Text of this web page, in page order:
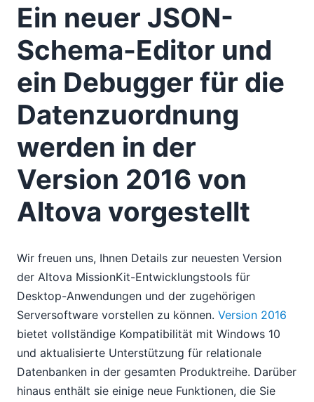
Ein neuer JSON-
Schema-Editor und
ein Debugger für die
Datenzuordnung
werden in der
Version 2016 von
Altova vorgestellt
Wir freuen uns, Ihnen Details zur neuesten Version
der Altova MissionKit-Entwicklungstools für
Desktop-Anwendungen und der zugehörigen
Serversoftware vorstellen zu können. Version 2016
bietet vollständige Kompatibilität mit Windows 10
und aktualisierte Unterstützung für relationale
Datenbanken in der gesamten Produktreihe. Darüber
hinaus enthält sie einige neue Funktionen, die Sie